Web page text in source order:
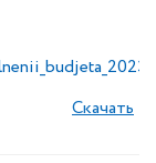
Скачать